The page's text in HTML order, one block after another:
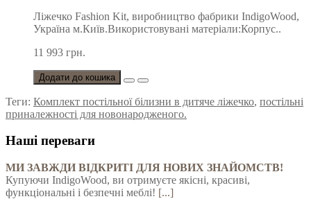
Ліжечко Fashion Kit, виробництво фабрики IndigoWood,
Україна м.Київ.Використовувані матеріали:Корпус..
11 993 грн.
Додати до кошика
Теги: Комплект постільної білизни в дитяче ліжечко, постільні
приналежності для новонародженого.
Наші переваги
МИ ЗАВЖДИ ВІДКРИТІ ДЛЯ НОВИХ ЗНАЙОМСТВ!
Купуючи IndigoWood, ви отримуєте якісні, красиві,
функціональні і безпечні меблі! [...]